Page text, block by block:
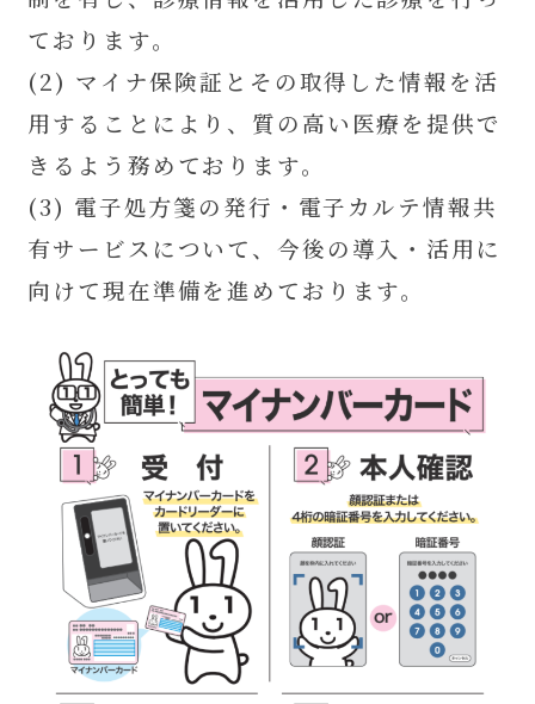
ております。
(2) マイナ保険証とその取得した情報を活
用することにより、質の高い医療を提供で
きるよう務めております。
(3) 電子処方箋の発行・電子カルテ情報共
有サービスについて、今後の導入・活用に
向けて現在準備を進めております。